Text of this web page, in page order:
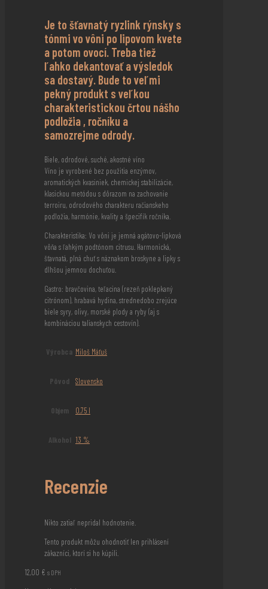
Je to šťavnatý ryzlink rýnsky s
tónmi vo vôni po lipovom kvete
a potom ovocí. Treba tiež
ľahko dekantovať a výsledok
sa dostavý. Bude to veľmi
pekný produkt s veľkou
charakteristickou črtou nášho
podložia , ročníku a
samozrejme odrody.
Biele, odrodové, suché, akostné víno
Víno je vyrobené bez použitia enzýmov,
aromatických kvasiniek, chemickej stabilizácie,
klasickou metódou s dôrazom na zachovanie
terroiru, odrodového charakteru račianskeho
podložia, harmónie, kvality a špecifík ročníka.
Charakteristika: Vo vôni je jemná agátovo-lipková
vôňa s ľahkým podtónom citrusu. Harmonická,
šťavnatá, plná chuť s náznakom broskyne a lipky s
dlhšou jemnou dochuťou.
Gastro: bravčovina, teľacina (rezeň poklepkaný
citrónom), hrabavá hydina, strednedobo zrejúce
biele syry, olivy, morské plody a ryby (aj s
kombináciou talianskych cestovín).
Výrobca Miloš Máťuš
Pôvod Slovensko
Objem 0,75 l
Alkohol 13 %
Recenzie
Nikto zatiaľ nepridal hodnotenie.
Tento produkt môžu ohodnotiť len prihlásení
zákazníci, ktorí si ho kúpili.
12,00 € s DPH